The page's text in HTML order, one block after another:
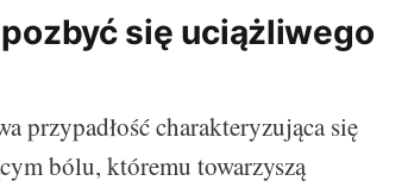
się uciążliwego
przypadłość charakteryzująca się
bólu, któremu towarzyszą